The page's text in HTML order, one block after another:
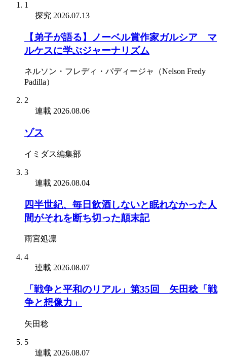
1
探究 2026.07.13
【弟子が語る】ノーベル賞作家ガルシア゠マ
ルケスに学ぶジャーナリズム
ネルソン・フレディ・パディージャ（Nelson Fredy
Padilla）
2
連載 2026.08.06
ゾス
イミダス編集部
3
連載 2026.08.04
四半世紀、毎日飲酒しないと眠れなかった人
間がそれを断ち切った顛末記
雨宮処凛
4
連載 2026.08.07
「戦争と平和のリアル」第35回 矢田稔「戦
争と想像力」
矢田稔
5
連載 2026.08.07